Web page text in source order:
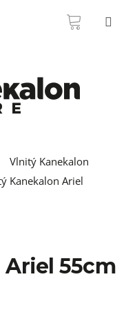
KOŠÍK
Vlnitý Kanekalon
Kanekalon Ariel
55cm